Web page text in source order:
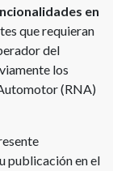
en
que requieran
del
los
(RNA)
publicación en el